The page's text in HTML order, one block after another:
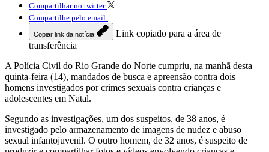
Compartilhar no twitter
Compartilhe pelo email
Copiar link da notícia
Link copiado para a área de
transferência
A Polícia Civil do Rio Grande do Norte cumpriu, na manhã desta
quinta-feira (14), mandados de busca e apreensão contra dois
homens investigados por crimes sexuais contra crianças e
adolescentes em Natal.
Segundo as investigações, um dos suspeitos, de 38 anos, é
investigado pelo armazenamento de imagens de nudez e abuso
sexual infantojuvenil. O outro homem, de 32 anos, é suspeito de